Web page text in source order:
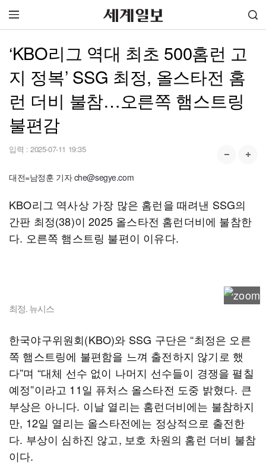
‘KBO리그 역대 최초 500홈런 고
지 정복’ SSG 최정, 올스타전 홈
런 더비 불참…오른쪽 햄스트링
불편감
입력 : 2025-07-11 19:35
대전=남정훈 기자 che@segye.com
KBO리그 역사상 가장 많은 홈런을 때려낸 SSG의
간판 최정(38)이 2025 올스타전 홈런더비에 불참한
다. 오른쪽 햄스트링 불편이 이유다.
최정. 뉴시스
한국야구위원회(KBO)와 SSG 구단은 “최정은 오른
쪽 햄스트링에 불편함을 느껴 출전하지 않기로 했
다”며 “대체 선수 없이 나머지 선수들이 경쟁을 펼칠
예정”이라고 11일 퓨처스 올스타전 도중 밝혔다. 큰
부상은 아니다. 이날 열리는 홈런더비에는 불참하지
만, 12일 열리는 올스타전에는 정상적으로 출전한
다. 부상이 심하진 않고, 보호 차원의 홈런 더비 불참
이다.